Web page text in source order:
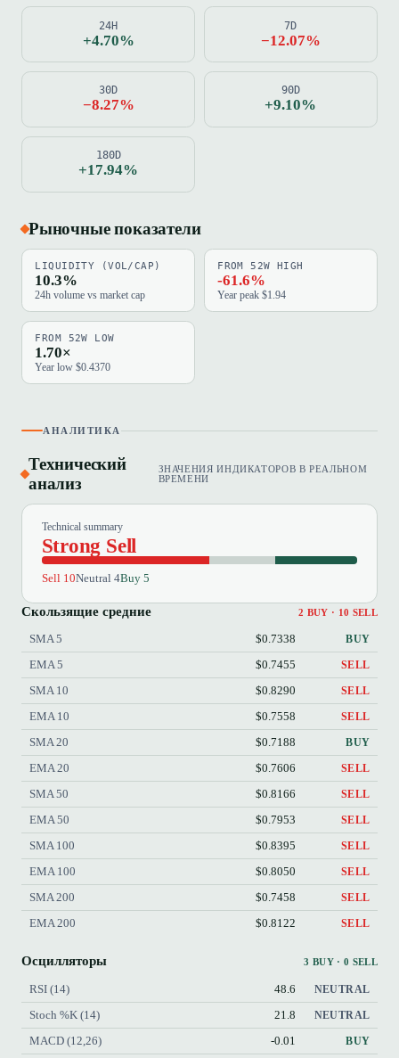
24H
+4.70%
7D
−12.07%
30D
−8.27%
90D
+9.10%
180D
+17.94%
Рыночные показатели
LIQUIDITY (VOL/CAP)
10.3%
24h volume vs market cap
FROM 52W HIGH
-61.6%
Year peak $1.94
FROM 52W LOW
1.70×
Year low $0.4370
АНАЛИТИКА
Технический
анализ
ЗНАЧЕНИЯ ИНДИКАТОРОВ В РЕАЛЬНОМ
ВРЕМЕНИ
Technical summary
Strong Sell
Sell 10Neutral 4Buy 5
Скользящие средние 2 BUY · 10 SELL
SMA 5 $0.7338 BUY
EMA 5 $0.7455 SELL
SMA 10 $0.8290 SELL
EMA 10 $0.7558 SELL
SMA 20 $0.7188 BUY
EMA 20 $0.7606 SELL
SMA 50 $0.8166 SELL
EMA 50 $0.7953 SELL
SMA 100 $0.8395 SELL
EMA 100 $0.8050 SELL
SMA 200 $0.7458 SELL
EMA 200 $0.8122 SELL
Осцилляторы 3 BUY · 0 SELL
RSI (14) 48.6 NEUTRAL
Stoch %K (14) 21.8 NEUTRAL
MACD (12,26) -0.01 BUY